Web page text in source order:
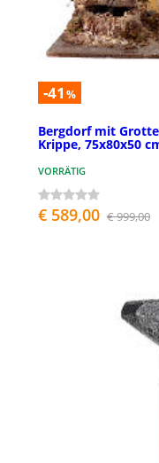
-41 %
Bergdorf mit
Krippe, 75x80x50
VORRÄTIG
€ 589,00 € 999,00